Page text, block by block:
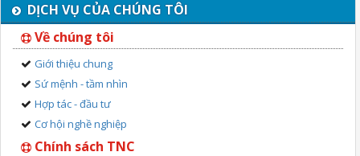
DỊCH VỤ CỦA CHÚNG TÔI
Về chúng tôi
Giới thiệu chung
Sứ mệnh - tầm nhìn
Hợp tác - đầu tư
Cơ hội nghề nghiệp
Chính sách TNC